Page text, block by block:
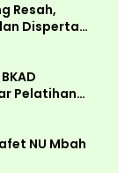
Resah,
Disperta
Pelatihan
NU Mbah